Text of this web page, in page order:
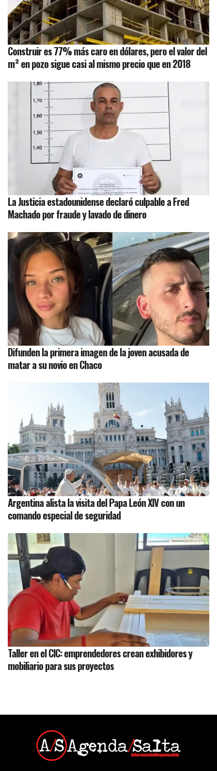
Construir es 77% más caro en dólares, pero el valor del
m² en pozo sigue casi al mismo precio que en 2018
La Justicia estadounidense declaró culpable a Fred
Machado por fraude y lavado de dinero
Difunden la primera imagen de la joven acusada de
matar a su novio en Chaco
Argentina alista la visita del Papa León XIV con un
comando especial de seguridad
Taller en el CIC: emprendedores crean exhibidores y
mobiliario para sus proyectos